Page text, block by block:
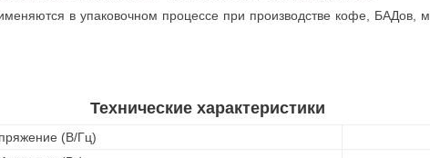
в упаковочном процессе при производстве кофе, БАДов,
Технические характеристики
(В/Гц)